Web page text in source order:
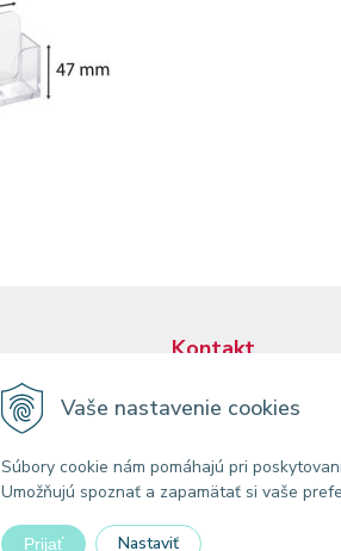
Vaše nastavenie cookies
Súbory cookie nám pomáhajú pri
Umožňujú spoznať a zapamätať si vaše
Prijať Nastaviť
Kontakt
Odberné miesta